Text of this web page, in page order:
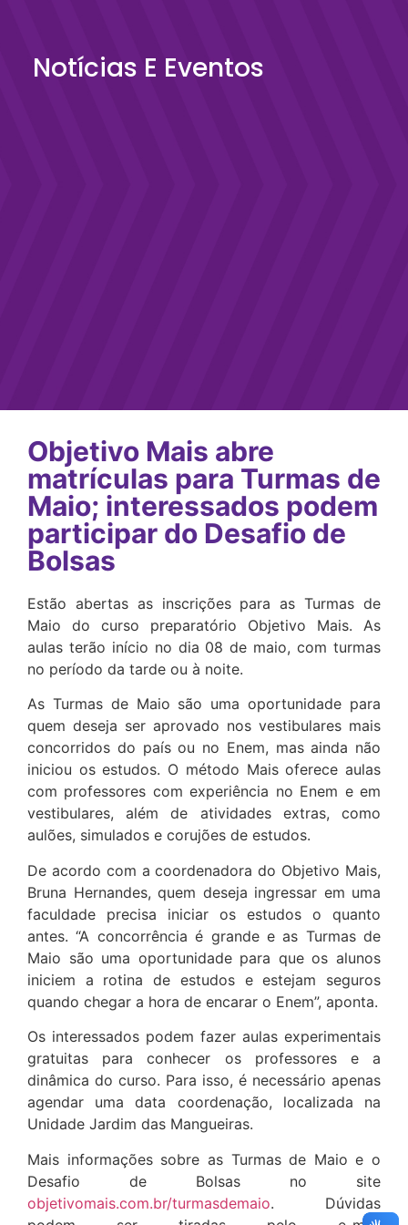
Notícias E Eventos
Objetivo Mais abre
matrículas para Turmas de
Maio; interessados podem
participar do Desafio de
Bolsas
Estão abertas as inscrições para as Turmas de
Maio do curso preparatório Objetivo Mais. As
aulas terão início no dia 08 de maio, com turmas
no período da tarde ou à noite.
As Turmas de Maio são uma oportunidade para
quem deseja ser aprovado nos vestibulares mais
concorridos do país ou no Enem, mas ainda não
iniciou os estudos. O método Mais oferece aulas
com professores com experiência no Enem e em
vestibulares, além de atividades extras, como
aulões, simulados e corujões de estudos.
De acordo com a coordenadora do Objetivo Mais,
Bruna Hernandes, quem deseja ingressar em uma
faculdade precisa iniciar os estudos o quanto
antes. “A concorrência é grande e as Turmas de
Maio são uma oportunidade para que os alunos
iniciem a rotina de estudos e estejam seguros
quando chegar a hora de encarar o Enem”, aponta.
Os interessados podem fazer aulas experimentais
gratuitas para conhecer os professores e a
dinâmica do curso. Para isso, é necessário apenas
agendar uma data coordenação, localizada na
Unidade Jardim das Mangueiras.
Mais informações sobre as Turmas de Maio e o
Desafio de Bolsas no site
objetivomais.com.br/turmasdemaio. Dúvidas